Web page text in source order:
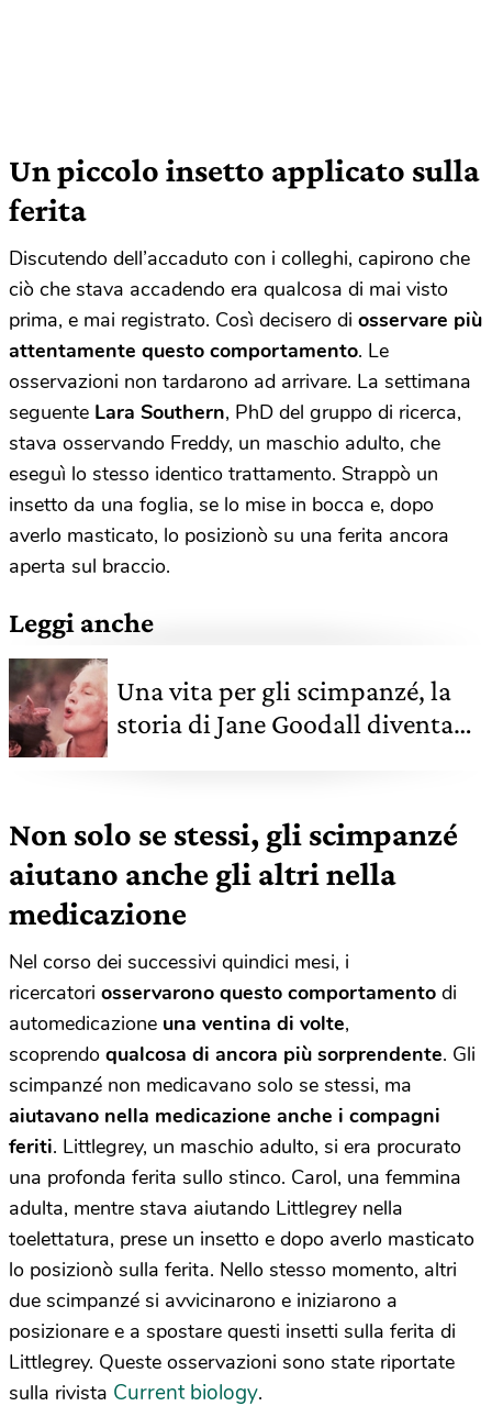
Un piccolo insetto applicato sulla
ferita
Discutendo dell’accaduto con i colleghi, capirono che
ciò che stava accadendo era qualcosa di mai visto
prima, e mai registrato. Così decisero di osservare più
attentamente questo comportamento. Le
osservazioni non tardarono ad arrivare. La settimana
seguente Lara Southern, PhD del gruppo di ricerca,
stava osservando Freddy, un maschio adulto, che
eseguì lo stesso identico trattamento. Strappò un
insetto da una foglia, se lo mise in bocca e, dopo
averlo masticato, lo posizionò su una ferita ancora
aperta sul braccio.
Leggi anche
Una vita per gli scimpanzé, la
storia di Jane Goodall diventa
Non solo se stessi, gli scimpanzé
aiutano anche gli altri nella
medicazione
Nel corso dei successivi quindici mesi, i
ricercatori osservarono questo comportamento di
automedicazione una ventina di volte,
scoprendo qualcosa di ancora più sorprendente. Gli
scimpanzé non medicavano solo se stessi, ma
aiutavano nella medicazione anche i compagni
feriti. Littlegrey, un maschio adulto, si era procurato
una profonda ferita sullo stinco. Carol, una femmina
adulta, mentre stava aiutando Littlegrey nella
toelettatura, prese un insetto e dopo averlo masticato
lo posizionò sulla ferita. Nello stesso momento, altri
due scimpanzé si avvicinarono e iniziarono a
posizionare e a spostare questi insetti sulla ferita di
Littlegrey. Queste osservazioni sono state riportate
sulla rivista Current biology.